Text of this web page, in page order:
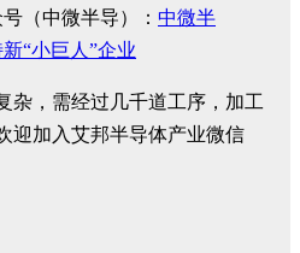
（中微半导）： 中微半
“小巨人”企业
杂，需经过几千道工序，加工
迎加入艾邦半导体产业微信